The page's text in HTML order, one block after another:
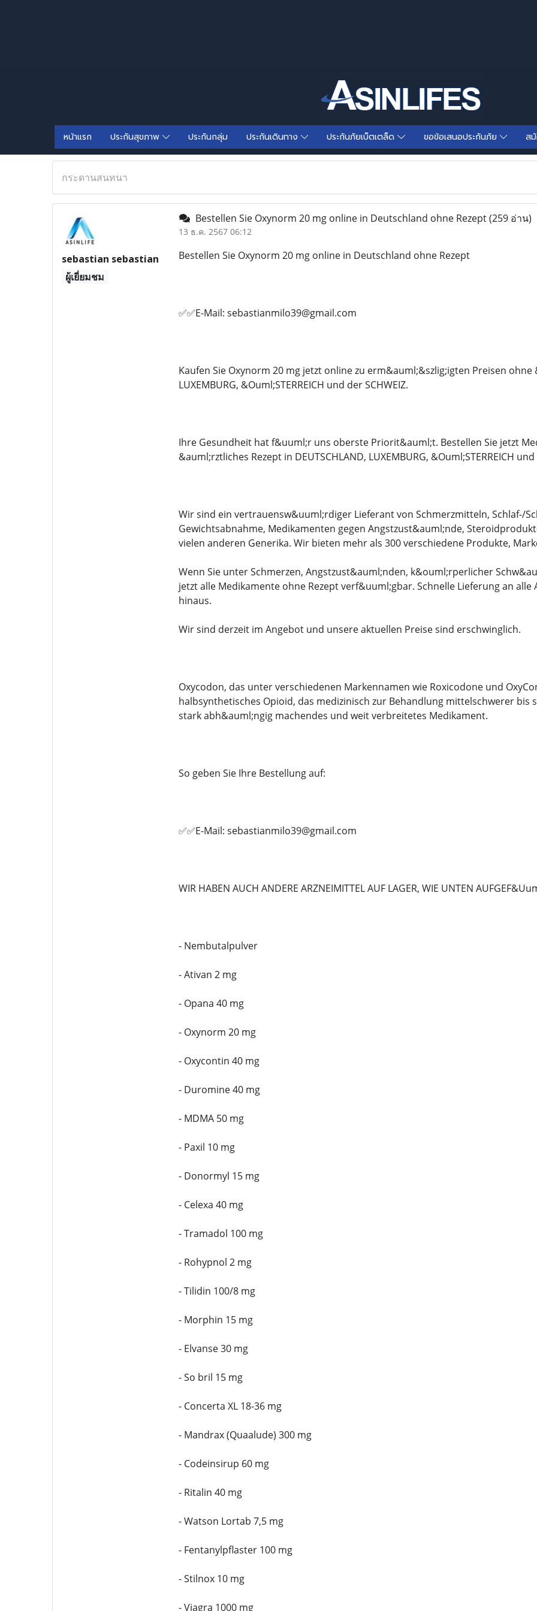
หน้าแรก ประกันสุขภาพ ประกันกลุ่ม ประกันเดินทาง ประกันภัยเบ็ตเตล็ด ขอข้อเสนอประกันภัย ส
กระดานสนทนา
sebastian sebastian
ผู้เยี่ยมชม
Bestellen Sie Oxynorm 20 mg online in Deutschland ohne Rezept(259 อ่าน)
13 ธ.ค. 2567 06:12
Bestellen Sie Oxynorm 20 mg online in Deutschland ohne Rezept
✅✅E-Mail: sebastianmilo39@gmail.com
Kaufen Sie Oxynorm 20 mg jetzt online zu erm&auml;&szlig;igten Preisen ohne
LUXEMBURG, &Ouml;STERREICH und der SCHWEIZ.
Ihre Gesundheit hat f&uuml;r uns oberste Priorit&auml;t. Bestellen Sie jetzt
&auml;rztliches Rezept in DEUTSCHLAND, LUXEMBURG, &Ouml;STERREICH und
Wir sind ein vertrauensw&uuml;rdiger Lieferant von Schmerzmitteln, Schlaf-/
Gewichtsabnahme, Medikamenten gegen Angstzust&auml;nde,
vielen anderen Generika. Wir bieten mehr als 300 verschiedene Produkte,
Wenn Sie unter Schmerzen, Angstzust&auml;nden, k&ouml;rperlicher
jetzt alle Medikamente ohne Rezept verf&uuml;gbar. Schnelle Lieferung an
hinaus.
Wir sind derzeit im Angebot und unsere aktuellen Preise sind erschwinglich.
Oxycodon, das unter verschiedenen Markennamen wie Roxicodone und
halbsynthetisches Opioid, das medizinisch zur Behandlung mittelschwerer bis
stark abh&auml;ngig machendes und weit verbreitetes Medikament.
So geben Sie Ihre Bestellung auf:
✅✅E-Mail: sebastianmilo39@gmail.com
WIR HABEN AUCH ANDERE ARZNEIMITTEL AUF LAGER, WIE UNTEN
- Nembutalpulver
- Ativan 2 mg
- Opana 40 mg
- Oxynorm 20 mg
- Oxycontin 40 mg
- Duromine 40 mg
- MDMA 50 mg
- Paxil 10 mg
- Donormyl 15 mg
- Celexa 40 mg
- Tramadol 100 mg
- Rohypnol 2 mg
- Tilidin 100/8 mg
- Morphin 15 mg
- Elvanse 30 mg
- So bril 15 mg
- Concerta XL 18-36 mg
- Mandrax (Quaalude) 300 mg
- Codeinsirup 60 mg
- Ritalin 40 mg
- Watson Lortab 7,5 mg
- Fentanylpflaster 100 mg
- Stilnox 10 mg
- Viagra 1000 mg